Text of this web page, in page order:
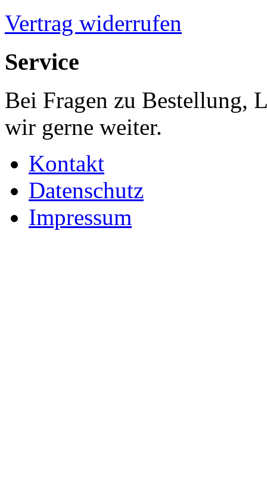
Vertrag widerrufen
Service
Bei Fragen zu Bestellung,
wir gerne weiter.
Kontakt
Datenschutz
Impressum